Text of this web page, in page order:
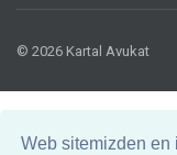
Web sitemizden
© 2026 Kartal Avukat